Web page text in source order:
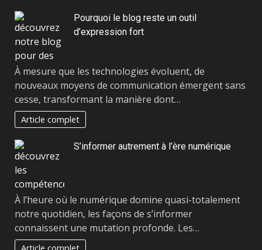
Pourquoi le blog reste un outil
d’expression fort
À mesure que les technologies évoluent, de
nouveaux moyens de communication émergent sans
cesse, transformant la manière dont…
Article complet
S’informer autrement à l’ère numérique
À l’heure où le numérique domine quasi-totalement
notre quotidien, les façons de s’informer
connaissent une mutation profonde. Les…